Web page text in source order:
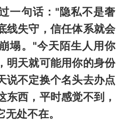
一句话："隐私不是奢
线失守，信任体系就会
塌。"今天陌生人用你
明天就可能用你的身份
说不定换个名头去办点
东西，平时感觉不到，
处不在。